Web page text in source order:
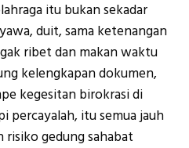
itu bukan sekadar
duit, sama ketenangan
ribet dan makan waktu
kelengkapan dokumen,
kegesitan birokrasi di
percayalah, itu semua jauh
gedung sahabat